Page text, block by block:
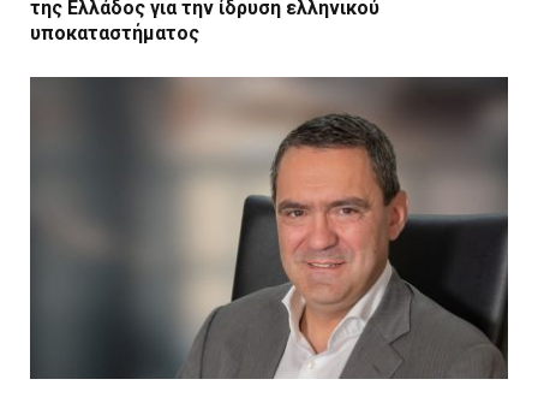
της Ελλάδος για την ίδρυση ελληνικού
υποκαταστήματος